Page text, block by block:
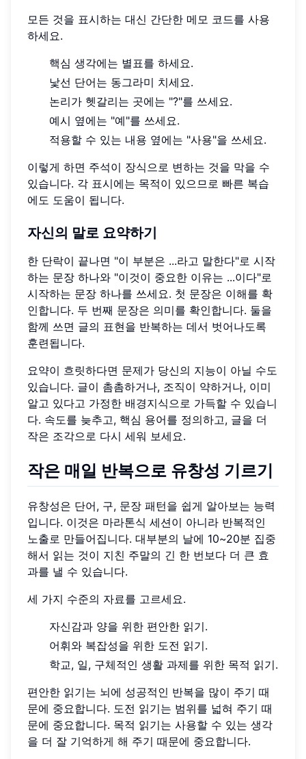
모든 것을 표시하는 대신 간단한 메모 코드를 사용
하세요.
핵심 생각에는 별표를 하세요.
낯선 단어는 동그라미 치세요.
논리가 헷갈리는 곳에는 "?"를 쓰세요.
예시 옆에는 "예"를 쓰세요.
적용할 수 있는 내용 옆에는 "사용"을 쓰세요.
이렇게 하면 주석이 장식으로 변하는 것을 막을 수
있습니다. 각 표시에는 목적이 있으므로 빠른 복습
에도 도움이 됩니다.
자신의 말로 요약하기
한 단락이 끝나면 "이 부분은 ...라고 말한다"로 시작
하는 문장 하나와 "이것이 중요한 이유는 ...이다"로
시작하는 문장 하나를 쓰세요. 첫 문장은 이해를 확
인합니다. 두 번째 문장은 의미를 확인합니다. 둘을
함께 쓰면 글의 표현을 반복하는 데서 벗어나도록
훈련됩니다.
요약이 흐릿하다면 문제가 당신의 지능이 아닐 수도
있습니다. 글이 촘촘하거나, 조직이 약하거나, 이미
알고 있다고 가정한 배경지식으로 가득할 수 있습니
다. 속도를 늦추고, 핵심 용어를 정의하고, 글을 더
작은 조각으로 다시 세워 보세요.
작은 매일 반복으로 유창성 기르기
유창성은 단어, 구, 문장 패턴을 쉽게 알아보는 능력
입니다. 이것은 마라톤식 세션이 아니라 반복적인
노출로 만들어집니다. 대부분의 날에 10~20분 집중
해서 읽는 것이 지친 주말의 긴 한 번보다 더 큰 효
과를 낼 수 있습니다.
세 가지 수준의 자료를 고르세요.
자신감과 양을 위한 편안한 읽기.
어휘와 복잡성을 위한 도전 읽기.
학교, 일, 구체적인 생활 과제를 위한 목적 읽기.
편안한 읽기는 뇌에 성공적인 반복을 많이 주기 때
문에 중요합니다. 도전 읽기는 범위를 넓혀 주기 때
문에 중요합니다. 목적 읽기는 사용할 수 있는 생각
을 더 잘 기억하게 해 주기 때문에 중요합니다.